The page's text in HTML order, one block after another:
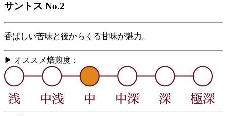
サントス No.2
香ばしい苦味と後からくる甘味が魅力。
▶ オススメ焙煎度：